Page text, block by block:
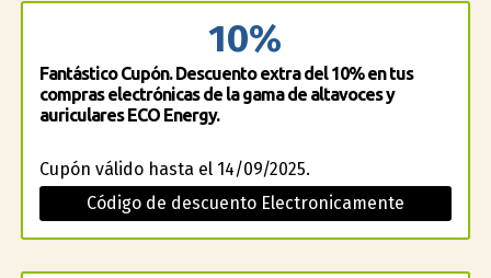
10%
Fantástico Cupón. Descuento extra del 10% en tus
compras electrónicas de la gama de altavoces y
auriculares ECO Energy.
Cupón válido hasta el 14/09/2025.
Código de descuento Electronicamente